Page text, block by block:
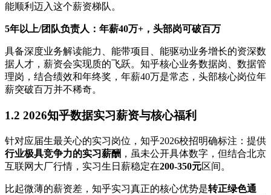
能顺利迈入这个薪资梯队。
5年以上/团队负责人：年薪40万+，头部岗可破百万
具备深度业务解读能力、能带项目、能驱动业务增长的资深数
据人才，薪资会实现质的飞跃。知乎核心业务数据岗、数据管
理岗，结合绩效和年终奖，年薪40万是常态，头部核心岗位年
薪突破百万并不稀奇。
1.2 2026知乎数据实习薪资与核心福利
针对应届生最关心的实习岗位，知乎2026校招明确标注：提供
行业极具竞争力的实习薪酬 ，虽未公开具体数字，但结合北京
互联网大厂行情，实习生日薪稳定在200-350元区间。
比起微薄的薪资差，知乎实习真正的核心优势是转正绿色通